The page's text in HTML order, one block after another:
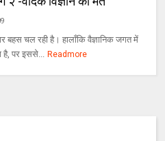
बहस चल रही है। हालॉंकि वैज्ञानिक जगत में
है, पर इससे... Readmore